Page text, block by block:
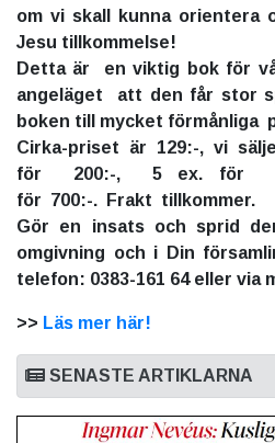
om vi skall kunna orientera
Jesu tillkommelse!
Detta är en viktig bok för
angeläget att den får stor
boken till mycket förmånliga
Cirka-priset är 129:-, vi
för 200:-, 5 ex. för
för 700:-. Frakt tillkommer.
Gör en insats och sprid
omgivning och i Din
telefon: 0383-161 64 eller via
>> Läs mer här!
SENASTE ARTIKLARNA